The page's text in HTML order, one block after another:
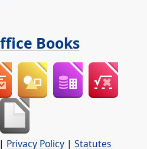
Books
| Privacy Policy | Statutes